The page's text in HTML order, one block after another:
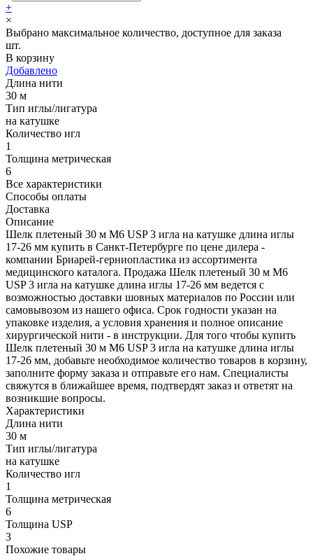
+
×
Выбрано максимальное количество, доступное для заказа
шт.
В корзину
Добавлено
Длина нити
30 м
Тип иглы/лигатура
на катушке
Количество игл
1
Толщина метрическая
6
Все характеристики
Способы оплаты
Доставка
Описание
Шелк плетеный 30 м М6 USP 3 игла на катушке длина иглы
17-26 мм купить в Санкт-Петербурге по цене дилера -
компании Бриарей-герниопластика из ассортимента
медицинского каталога. Продажа Шелк плетеный 30 м М6
USP 3 игла на катушке длина иглы 17-26 мм ведется с
возможностью доставки шовных материалов по России или
самовывозом из нашего офиса. Срок годности указан на
упаковке изделия, а условия хранения и полное описание
хирургической нити - в инструкции. Для того чтобы купить
Шелк плетеный 30 м М6 USP 3 игла на катушке длина иглы
17-26 мм, добавьте необходимое количество товаров в корзину,
заполните форму заказа и отправьте его нам. Специалисты
свяжутся в ближайшее время, подтвердят заказ и ответят на
возникшие вопросы.
Характеристики
Длина нити
30 м
Тип иглы/лигатура
на катушке
Количество игл
1
Толщина метрическая
6
Толщина USP
3
Похожие товары